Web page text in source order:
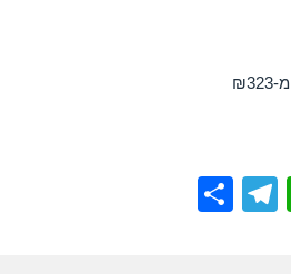
לאונרדו אין ים המלח – 06/11/2018
W
T